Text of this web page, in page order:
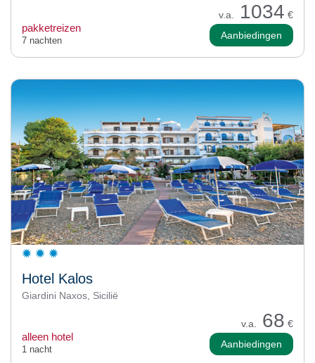
v.a. 1034 €
pakketreizen
7 nachten Aanbiedingen
Hotel Kalos
Giardini Naxos, Sicilië
v.a. 68 €
alleen hotel
1 nacht Aanbiedingen